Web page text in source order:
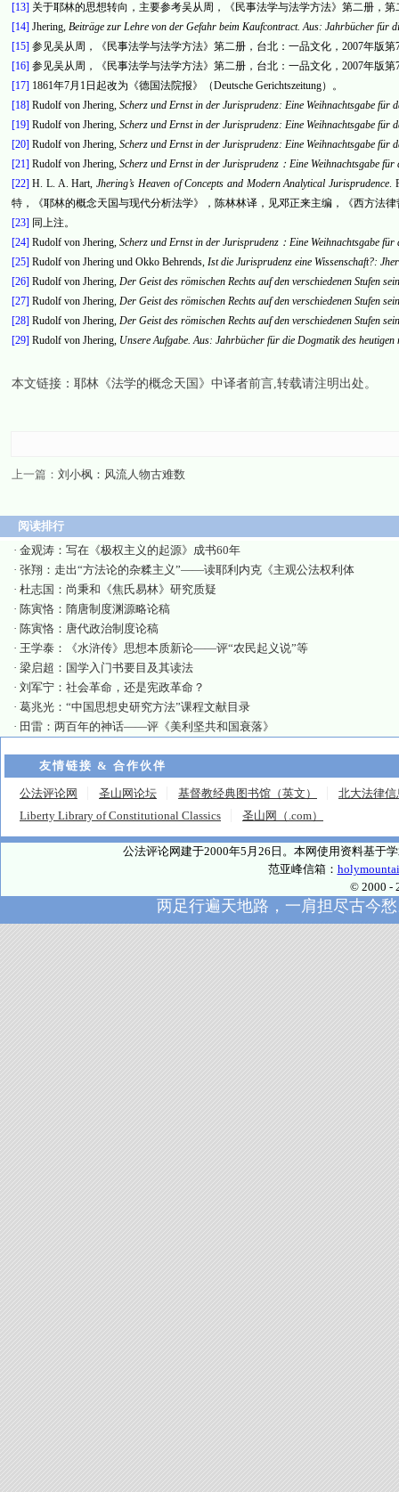
[13] 关于耶林的思想转向 ， 主要参考吴从周 ， 《民事法学与法学方法》第二册， 第
[14] Jhering, Beiträge zur Lehre von der Gefahr beim Kaufcontract. Aus: Jahrbücher für
[15] 参见吴从周 ， 《民事法学与法学方法》第二册， 台北： 一品文化， 2007年版第
[16] 参见吴从周 ， 《民事法学与法学方法》第二册， 台北： 一品文化， 2007年版第
[17] 1861年7月 1日 起改为《德国法院报》（Deutsche Gerichtszeitung）。
[18] Rudolf von Jhering, Scherz und Ernst in der Jurisprudenz: Eine Weihnachtsgabe für
[19] Rudolf von Jhering, Scherz und Ernst in der Jurisprudenz: Eine Weihnachtsgabe für
[20] Rudolf von Jhering, Scherz und Ernst in der Jurisprudenz: Eine Weihnachtsgabe für
[21] Rudolf von Jhering, Scherz und Ernst in der Jurisprudenz： Eine Weihnachtsgabe für
[22] H. L. A. Hart, Jhering’s Heaven of Concepts and Modern Analytical Jurisprudence.
特，《耶林的概念天国与现代分析法学》，陈林林译，见邓正来主编，《西方法
[23] 同上注。
[24] Rudolf von Jhering, Scherz und Ernst in der Jurisprudenz： Eine Weihnachtsgabe für
[25] Rudolf von Jhering und Okko Behrends, Ist die Jurisprudenz eine Wissenschaft?:
[26] Rudolf von Jhering, Der Geist des römischen Rechts auf den verschiedenen Stufen
[27] Rudolf von Jhering, Der Geist des römischen Rechts auf den verschiedenen Stufen
[28] Rudolf von Jhering, Der Geist des römischen Rechts auf den verschiedenen Stufen
[29] Rudolf von Jhering, Unsere Aufgabe. Aus: Jahrbücher für die Dogmatik des
本文链接： 耶林《法学的概念天国》中译者前言,转载请注明出处。
上一篇： 刘小枫：风流人物古难数
阅读排行
· 金观涛：写在《极权主义的起源》成书60年
· 张翔：走出“方法论的杂糅主义”——读耶利内克《主观公法权利体
· 杜志国：尚秉和《焦氏易林》研究质疑
· 陈寅恪：隋唐制度渊源略论稿
· 陈寅恪：唐代政治制度论稿
· 王学泰：《水浒传》思想本质新论——评“农民起义说”等
· 梁启超：国学入门书要目及其读法
· 刘军宁：社会革命，还是宪政革命？
· 葛兆光：“中国思想史研究方法”课程文献目录
· 田雷：两百年的神话——评《美利坚共和国衰落》
友情链接 & 合作伙伴
公法评论网 圣山网论坛 基督教经典图书馆（英文）
北大法律信
Liberty Library of Constitutional Classics
圣山网（.com）
公法评论网建于2000年5月26日。本网使用资料基于
范亚峰信箱：
© 2000 -
两足行遍天地路，一肩担尽古今